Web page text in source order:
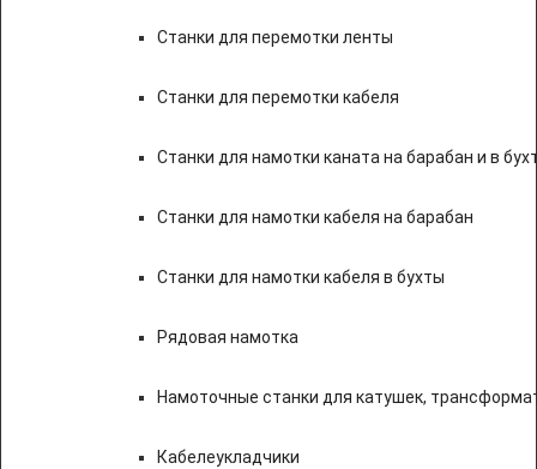
Станки для перемотки ленты
Станки для перемотки кабеля
Станки для намотки каната на барабан и в
Станки для намотки кабеля на барабан
Станки для намотки кабеля в бухты
Рядовая намотка
Намоточные станки для катушек,
Кабелеукладчики